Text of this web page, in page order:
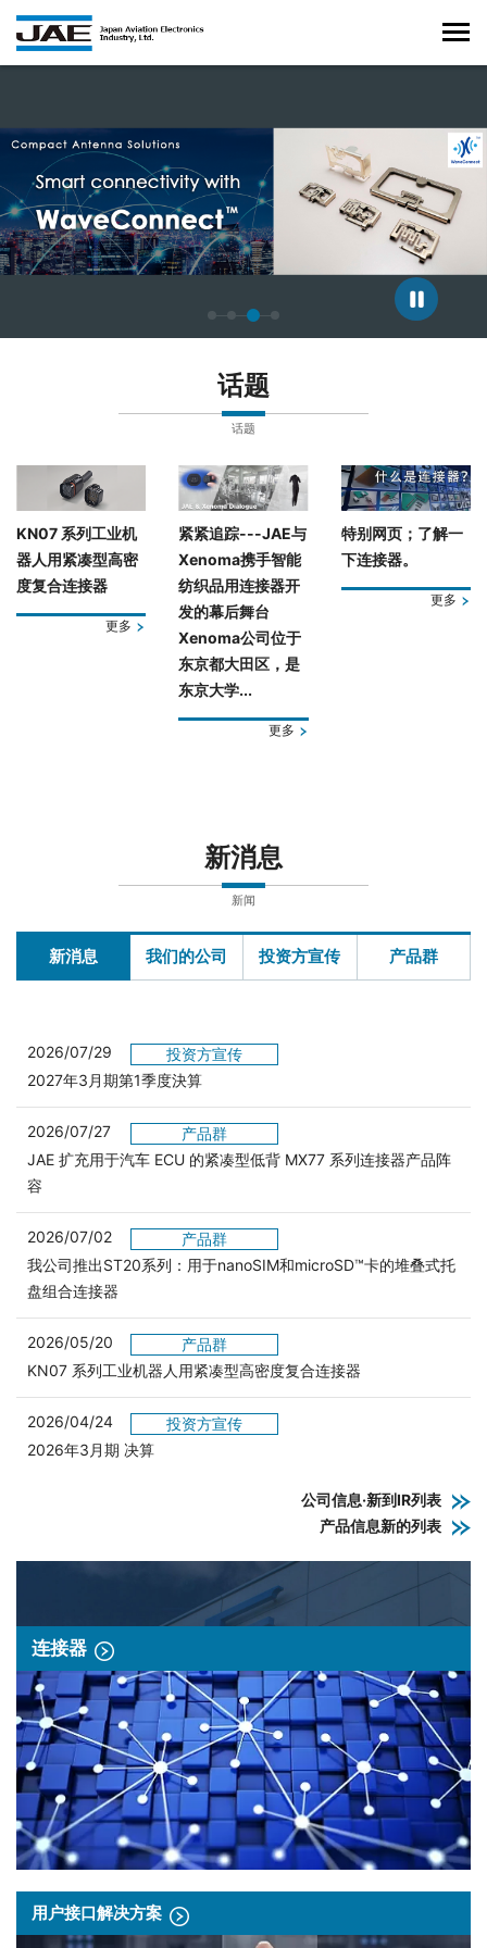
话题
话题
KN07 系列工业机
器人用紧凑型高密
度复合连接器
更多
紧紧追踪---JAE与
Xenoma携手智能
纺织品用连接器开
发的幕后舞台
Xenoma公司位于
东京都大田区，是
东京大学...
更多
特别网页；了解一
下连接器。
更多
新消息
新闻
新消息 我们的公司 投资方宣传 产品群
2026/07/29
投资方宣传
2027年3月期第1季度決算
2026/07/27
产品群
JAE 扩充用于汽车 ECU 的紧凑型低背 MX77 系列连接器产品阵
容
2026/07/02
产品群
我公司推出ST20系列：用于nanoSIM和microSD™卡的堆叠式托
盘组合连接器
2026/05/20
产品群
KN07 系列工业机器人用紧凑型高密度复合连接器
2026/04/24
投资方宣传
2026年3月期 决算
公司信息·新到IR列表
产品信息新的列表
连接器
用户接口解决方案